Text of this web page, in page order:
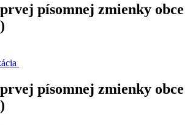
písomnej zmienky obce
písomnej zmienky obce